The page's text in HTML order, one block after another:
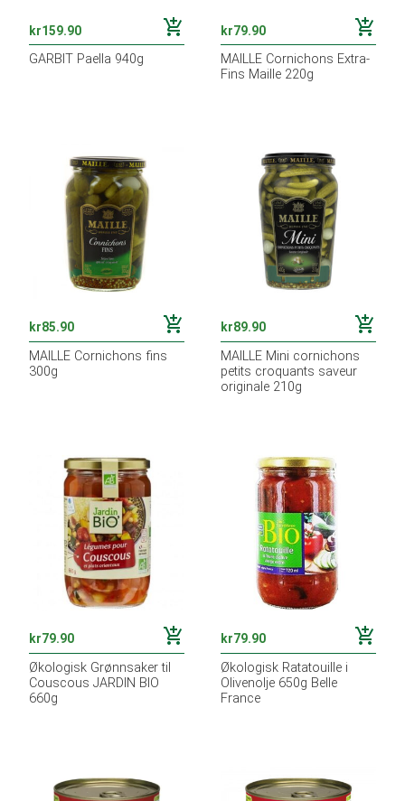
kr159.90 add_shopping_cart
GARBIT Paella 940g
kr79.90 add_shopping_cart
MAILLE Cornichons Extra-
Fins Maille 220g
kr85.90 add_shopping_cart
MAILLE Cornichons fins
300g
kr89.90 add_shopping_cart
MAILLE Mini cornichons
petits croquants saveur
originale 210g
kr79.90 add_shopping_cart
Økologisk Grønnsaker til
Couscous JARDIN BIO
660g
kr79.90 add_shopping_cart
Økologisk Ratatouille i
Olivenolje 650g Belle
France